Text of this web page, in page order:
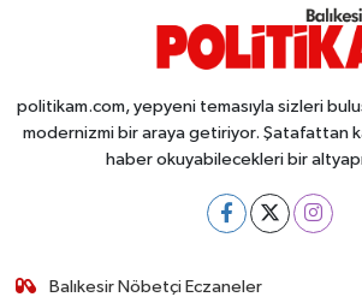
politikam.com, yepyeni temasıyla sizleri
modernizmi bir araya getiriyor. Şatafattan
haber okuyabilecekleri bir
Balıkesir Nöbetçi Eczaneler